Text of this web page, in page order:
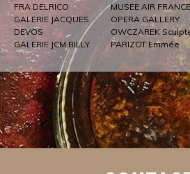
FRA DELRICO
GALERIE JACQUES
DEVOS
GALERIE JCM BILLY
MUSEE AIR
OPERA GALLERY
OWCZAREK
PARIZOT Emmée